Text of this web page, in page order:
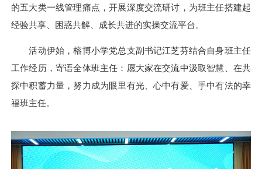
的五大类一线管理痛点，开展深度交流研讨，为班主任搭建起
经验共享、困惑共解、成长共进的实操交流平台。
活动伊始，榕博小学党总支副书记江芝芬结合自身班主任
工作经历，寄语全体班主任：愿大家在交流中汲取智慧、在共
探中积蓄力量，努力成为眼里有光、心中有爱、手中有法的幸
福班主任。